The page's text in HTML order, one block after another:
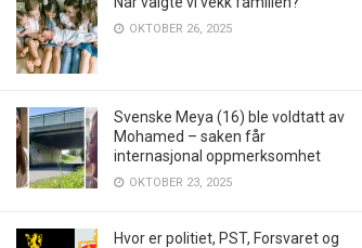
OKTOBER 26, 2025
Svenske Meya (16) ble voldtatt av
Mohamed – saken får
internasjonal oppmerksomhet
OKTOBER 23, 2025
Hvor er politiet, PST, Forsvaret og